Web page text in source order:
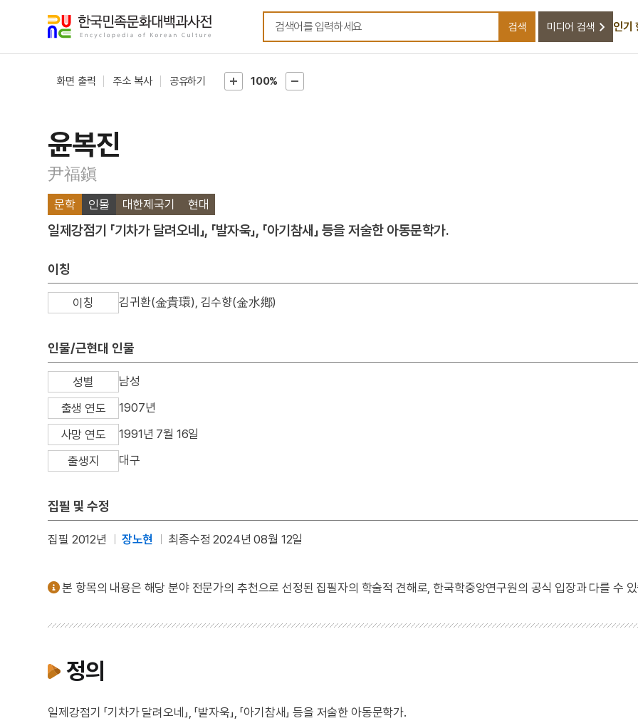
검색어를 입력하세요
검색 미디어 검색 인기
화면 출력 주소 복사 공유하기 100%
윤복진
尹福鎭
문학 인물 대한제국기 현대
일제강점기 「기차가 달려오네」, 「발자욱」, 「아기참새」 등을 저술한 아동문학가.
이칭
이칭 김귀환(金貴環), 김수향(金水鄕)
인물/근현대 인물
성별
남성
출생 연도
1907년
사망 연도
1991년 7월 16일
출생지
대구
집필 및 수정
집필 2012년 장노현 최종수정 2024년 08월 12일
본 항목의 내용은 해당 분야 전문가의 추천으로 선정된 집필자의 학술적 견해로, 한국학중앙연구원의 공식 입장과 다를 수
정의
일제강점기 「기차가 달려오네」, 「발자욱」, 「아기참새」 등을 저술한 아동문학가.